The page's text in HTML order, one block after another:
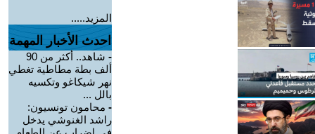
المزيد.....
احدث الأخبار المهمة
-
شاهد.. أكثر من 90
ألف بطة مطاطية تغطي
نهر شيكاغو وتكسيه
بالل ...
- محامون تونسيون:
راشد الغنوشي يدخل